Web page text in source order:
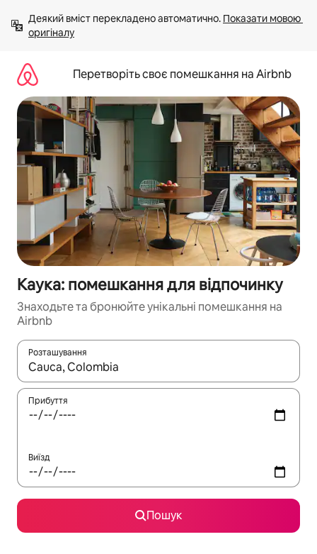
вмісту
Деякий вміст перекладено автоматично. Показати мовою
оригіналу
Перетворіть своє помешкання на Airbnb
Каука: помешкання для відпочинку
Знаходьте та бронюйте унікальні помешкання на
Airbnb
Розташування
Отримавши результати пошуку, використовуйте для
Прибуття
Виїзд
Пошук